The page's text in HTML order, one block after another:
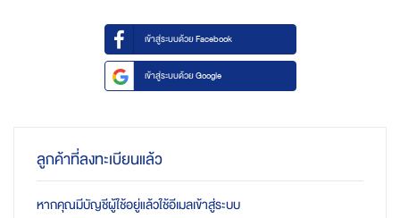
เข้าสู่ระบบด้วย Facebook
เข้าสู่ระบบด้วย Google
ลูกค้าที่ลงทะเบียนแล้ว
หากคุณมีบัญชีผู้ใช้อยู่แล้วใช้อีเมลเข้าสู่ระบบ